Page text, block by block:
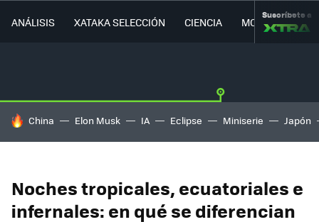
ANÁLISIS XATAKA SELECCIÓN CIENCIA MOVILIDAD
Suscríbete a
HOY SE HABLA DE
China Elon Musk IA Eclipse Miniserie Japón
Noches tropicales, ecuatoriales e
infernales: en qué se diferencian